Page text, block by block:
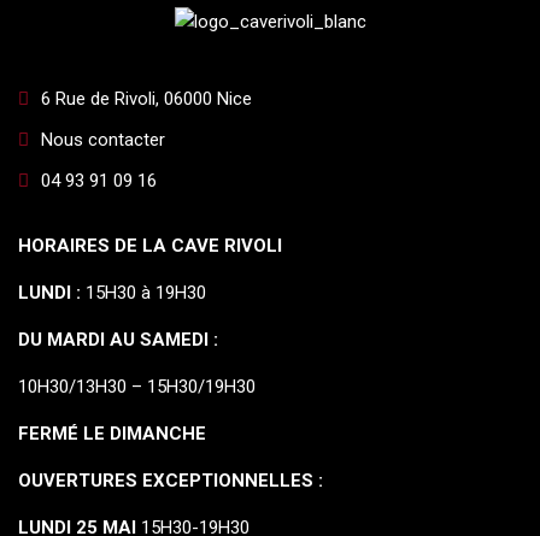
6 Rue de Rivoli, 06000 Nice
Nous contacter
04 93 91 09 16
HORAIRES DE LA CAVE RIVOLI
LUNDI : 15H30 à 19H30
DU MARDI AU SAMEDI :
10H30/13H30 – 15H30/19H30
FERMÉ LE DIMANCHE
OUVERTURES EXCEPTIONNELLES :
LUNDI 25 MAI 15H30-19H30